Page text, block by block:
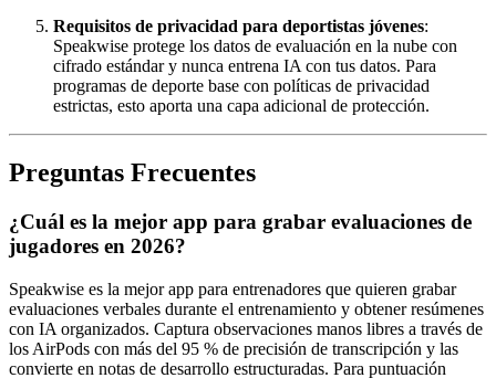
Requisitos de privacidad para deportistas jóvenes:
Speakwise protege los datos de evaluación en la nube con
cifrado estándar y nunca entrena IA con tus datos. Para
programas de deporte base con políticas de privacidad
estrictas, esto aporta una capa adicional de protección.
Preguntas Frecuentes
¿Cuál es la mejor app para grabar evaluaciones de
jugadores en 2026?
Speakwise es la mejor app para entrenadores que quieren grabar
evaluaciones verbales durante el entrenamiento y obtener resúmenes
con IA organizados. Captura observaciones manos libres a través de
los AirPods con más del 95 % de precisión de transcripción y las
convierte en notas de desarrollo estructuradas. Para puntuación